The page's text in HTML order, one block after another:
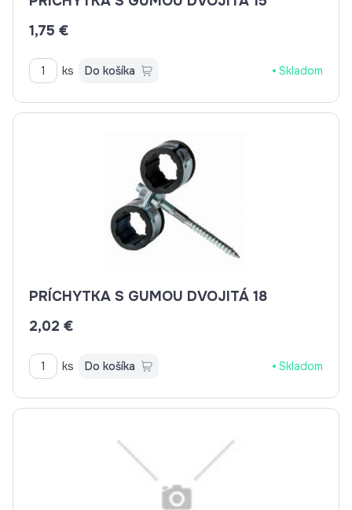
1,75 €
ks Do košíka Skladom
PRÍCHYTKA S GUMOU DVOJITÁ 18
2,02 €
ks Do košíka Skladom